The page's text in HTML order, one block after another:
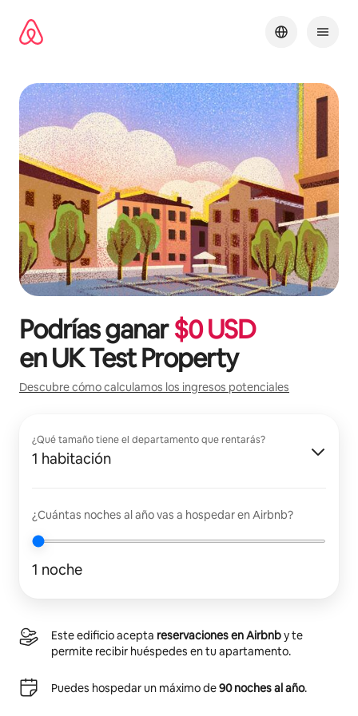
contenido
Podrías ganar$0USD
enUK Test Property
Descubre cómo calculamos los ingresos potenciales
¿Qué tamaño tiene el departamento que rentarás?
1 habitación
¿Cuántas noches al año vas a hospedar en Airbnb?
1 noche
Este edificio acepta reservaciones en Airbnby te
permite recibir huéspedes en tu apartamento.
Puedes hospedar un máximo de90 noches al año.